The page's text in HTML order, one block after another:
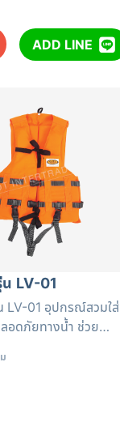
ADD LINE
LV-01
LV-01 อุปกรณ์สวมใส่
อดภัยทางน้ำ ช่วย
และมองเห็นได้ในระยะ
บกีฬาทางน้ำทุกประเภท